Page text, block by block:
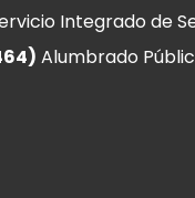
Integrado de
Alumbrado